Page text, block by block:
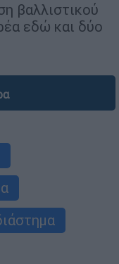
βαλλιστικού
εδώ και δύο